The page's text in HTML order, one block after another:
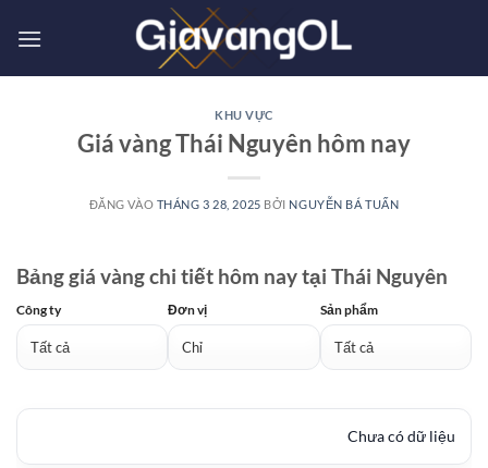
qua
KHU VỰC
Giá vàng Thái Nguyên hôm nay
ĐĂNG VÀO THÁNG 3 28, 2025 BỞI NGUYỄN BÁ TUẤN
Bảng giá vàng chi tiết hôm nay tại Thái Nguyên
Công ty Đơn vị Sản phẩm
Chưa có dữ liệu